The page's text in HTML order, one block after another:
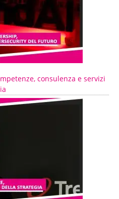
consulenza e servizi